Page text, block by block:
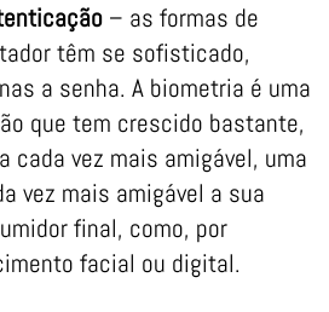
– as formas de
têm se sofisticado,
a senha. A biometria é uma
que tem crescido bastante,
cada vez mais amigável, uma
vez mais amigável a sua
final, como, por
facial ou digital.